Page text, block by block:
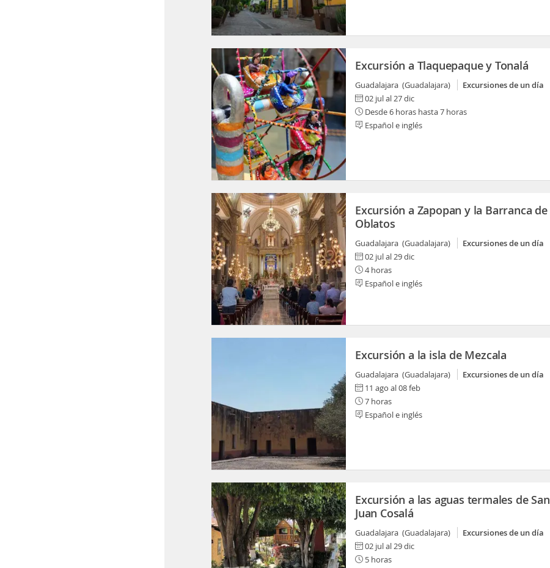
Excursión a Tlaquepaque y Tonalá
Guadalajara (Guadalajara)
Excursiones de un día
02 jul al 27 dic
Desde 6 horas hasta 7 horas
Español e inglés
Excursión a Zapopan y la Barranca de
Oblatos
Guadalajara (Guadalajara)
Excursiones de un día
02 jul al 29 dic
4 horas
Español e inglés
Excursión a la isla de Mezcala
Guadalajara (Guadalajara)
Excursiones de un día
11 ago al 08 feb
7 horas
Español e inglés
Excursión a las aguas termales de San
Juan Cosalá
Guadalajara (Guadalajara)
Excursiones de un día
02 jul al 29 dic
5 horas